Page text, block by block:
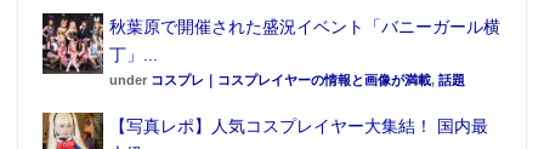
秋葉原で開催された盛況イベント「バニーガール横
丁」...
under コスプレ｜コスプレイヤーの情報と画像が満載, 話題
【写真レポ】人気コスプレイヤー大集結！ 国内最